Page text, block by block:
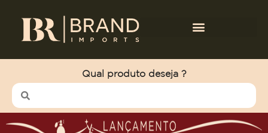
Qual produto deseja ?